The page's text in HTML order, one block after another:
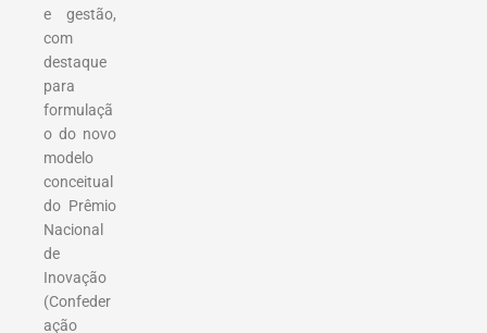
e gestão,
com
destaque
para
formulaçã
o do novo
modelo
conceitual
do Prêmio
Nacional
de
Inovação
(Confeder
ação